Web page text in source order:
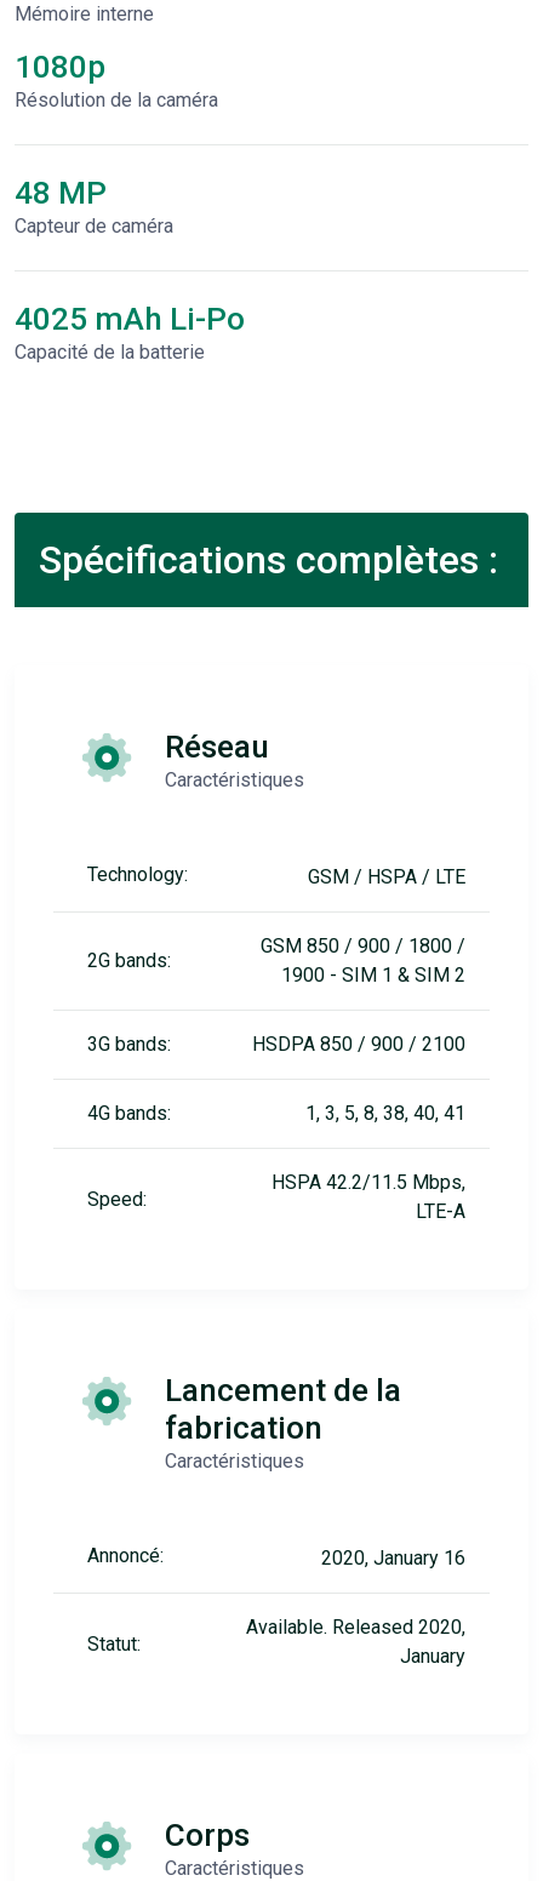
Mémoire interne
1080p
Résolution de la caméra
48 MP
Capteur de caméra
4025 mAh Li-Po
Capacité de la batterie
Spécifications complètes :
Réseau
Caractéristiques
Technology: GSM / HSPA / LTE
2G bands:
GSM 850 / 900 / 1800 /
1900 - SIM 1 & SIM 2
3G bands: HSDPA 850 / 900 / 2100
4G bands: 1, 3, 5, 8, 38, 40, 41
Speed:
HSPA 42.2/11.5 Mbps,
LTE-A
Lancement de la
fabrication
Caractéristiques
Annoncé: 2020, January 16
Statut:
Available. Released 2020,
January
Corps
Caractéristiques